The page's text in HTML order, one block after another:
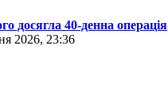
досягла 40-денна операція
2026, 23:36